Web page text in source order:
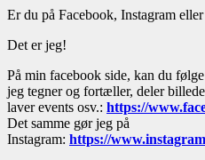
Er du på Facebook, Instagram
Det er jeg!
På min facebook side, kan du
jeg tegner og fortæller, deler
laver events osv.: https://
Det samme gør jeg på
Instagram: https://